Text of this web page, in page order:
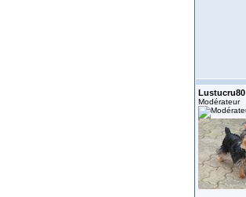
Lustucru80
Modérateur